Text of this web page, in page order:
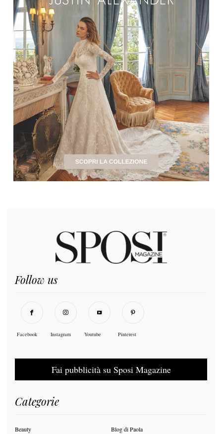
Follow us
Facebook Instagram Youtube Pinterest
Fai pubblicità su Sposi Magazine
Categorie
Beauty Blog di Paola